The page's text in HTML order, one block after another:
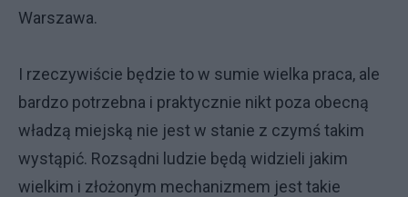
Warszawa.
I rzeczywiście będzie to w sumie wielka praca, ale
bardzo potrzebna i praktycznie nikt poza obecną
władzą miejską nie jest w stanie z czymś takim
wystąpić. Rozsądni ludzie będą widzieli jakim
wielkim i złożonym mechanizmem jest takie